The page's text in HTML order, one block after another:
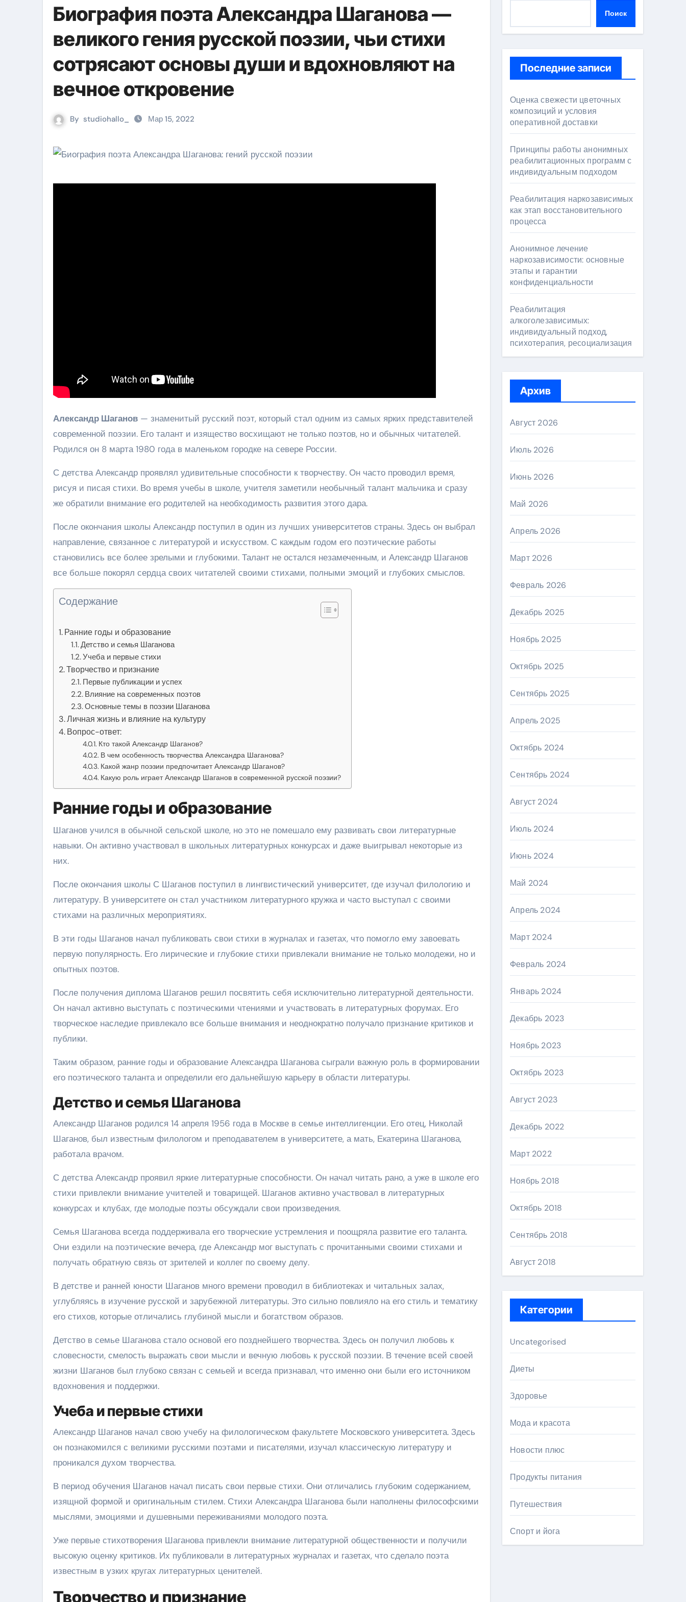
Биография поэта Александра Шаганова —
великого гения русской поэзии, чьи стихи
сотрясают основы души и вдохновляют на
вечное откровение
By studiohallo_ Мар 15, 2022
Александр Шаганов — знаменитый русский поэт, который стал одним из самых ярких представителей
современной поэзии. Его талант и изящество восхищают не только поэтов, но и обычных читателей.
Родился он 8 марта 1980 года в маленьком городке на севере России.
С детства Александр проявлял удивительные способности к творчеству. Он часто проводил время,
рисуя и писая стихи. Во время учебы в школе, учителя заметили необычный талант мальчика и сразу
же обратили внимание его родителей на необходимость развития этого дара.
После окончания школы Александр поступил в один из лучших университетов страны. Здесь он выбрал
направление, связанное с литературой и искусством. С каждым годом его поэтические работы
становились все более зрелыми и глубокими. Талант не остался незамеченным, и Александр Шаганов
все больше покорял сердца своих читателей своими стихами, полными эмоций и глубоких смыслов.
Содержание
Ранние годы и образование
Детство и семья Шаганова
Учеба и первые стихи
Творчество и признание
Первые публикации и успех
Влияние на современных поэтов
Основные темы в поэзии Шаганова
Личная жизнь и влияние на культуру
Вопрос-ответ:
Кто такой Александр Шаганов?
В чем особенность творчества Александра Шаганова?
Какой жанр поэзии предпочитает Александр Шаганов?
Какую роль играет Александр Шаганов в современной русской поэзии?
Ранние годы и образование
Шаганов учился в обычной сельской школе, но это не помешало ему развивать свои литературные
навыки. Он активно участвовал в школьных литературных конкурсах и даже выигрывал некоторые из
них.
После окончания школы С Шаганов поступил в лингвистический университет, где изучал филологию и
литературу. В университете он стал участником литературного кружка и часто выступал с своими
стихами на различных мероприятиях.
В эти годы Шаганов начал публиковать свои стихи в журналах и газетах, что помогло ему завоевать
первую популярность. Его лирические и глубокие стихи привлекали внимание не только молодежи, но и
опытных поэтов.
После получения диплома Шаганов решил посвятить себя исключительно литературной деятельности.
Он начал активно выступать с поэтическими чтениями и участвовать в литературных форумах. Его
творческое наследие привлекало все больше внимания и неоднократно получало признание критиков и
публики.
Таким образом, ранние годы и образование Александра Шаганова сыграли важную роль в формировании
его поэтического таланта и определили его дальнейшую карьеру в области литературы.
Детство и семья Шаганова
Александр Шаганов родился 14 апреля 1956 года в Москве в семье интеллигенции. Его отец, Николай
Шаганов, был известным филологом и преподавателем в университете, а мать, Екатерина Шаганова,
работала врачом.
С детства Александр проявил яркие литературные способности. Он начал читать рано, а уже в школе его
стихи привлекли внимание учителей и товарищей. Шаганов активно участвовал в литературных
конкурсах и клубах, где молодые поэты обсуждали свои произведения.
Семья Шаганова всегда поддерживала его творческие устремления и поощряла развитие его таланта.
Они ездили на поэтические вечера, где Александр мог выступать с прочитанными своими стихами и
получать обратную связь от зрителей и коллег по своему делу.
В детстве и ранней юности Шаганов много времени проводил в библиотеках и читальных залах,
углубляясь в изучение русской и зарубежной литературы. Это сильно повлияло на его стиль и тематику
его стихов, которые отличались глубиной мысли и богатством образов.
Детство в семье Шаганова стало основой его позднейшего творчества. Здесь он получил любовь к
словесности, смелость выражать свои мысли и вечную любовь к русской поэзии. В течение всей своей
жизни Шаганов был глубоко связан с семьей и всегда признавал, что именно они были его источником
вдохновения и поддержки.
Учеба и первые стихи
Александр Шаганов начал свою учебу на филологическом факультете Московского университета. Здесь
он познакомился с великими русскими поэтами и писателями, изучал классическую литературу и
проникался духом творчества.
В период обучения Шаганов начал писать свои первые стихи. Они отличались глубоким содержанием,
изящной формой и оригинальным стилем. Стихи Александра Шаганова были наполнены философскими
мыслями, эмоциями и душевными переживаниями молодого поэта.
Уже первые стихотворения Шаганова привлекли внимание литературной общественности и получили
высокую оценку критиков. Их публиковали в литературных журналах и газетах, что сделало поэта
известным в узких кругах литературных ценителей.
Творчество и признание
Поиск
Последние записи
Оценка свежести цветочных
композиций и условия
оперативной доставки
Принципы работы анонимных
реабилитационных программ с
индивидуальным подходом
Реабилитация наркозависимых
как этап восстановительного
процесса
Анонимное лечение
наркозависимости: основные
этапы и гарантии
конфиденциальности
Реабилитация
алкоголезависимых:
индивидуальный подход,
психотерапия, ресоциализация
Архив
Август 2026
Июль 2026
Июнь 2026
Май 2026
Апрель 2026
Март 2026
Февраль 2026
Декабрь 2025
Ноябрь 2025
Октябрь 2025
Сентябрь 2025
Апрель 2025
Октябрь 2024
Сентябрь 2024
Август 2024
Июль 2024
Июнь 2024
Май 2024
Апрель 2024
Март 2024
Февраль 2024
Январь 2024
Декабрь 2023
Ноябрь 2023
Октябрь 2023
Август 2023
Декабрь 2022
Март 2022
Ноябрь 2018
Октябрь 2018
Сентябрь 2018
Август 2018
Категории
Uncategorised
Диеты
Здоровье
Мода и красота
Новости плюс
Продукты питания
Путешествия
Спорт и йога